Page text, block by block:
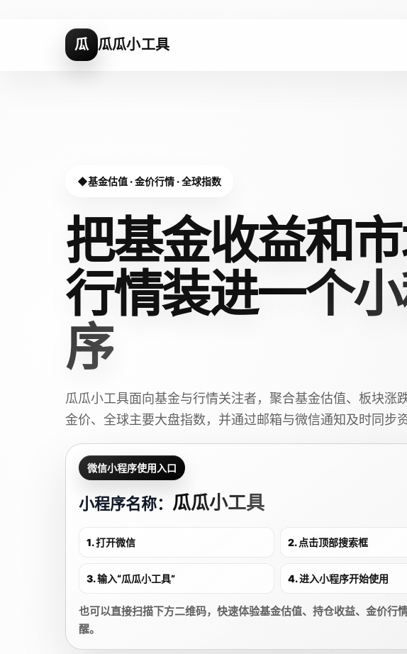
瓜 瓜瓜小工具
基金估值 · 金价行情 · 全球指数
把基金收益和
行情装进一个
序
瓜瓜小工具面向基金与行情关注者，聚合基金估值、板块涨
金价、全球主要大盘指数，并通过邮箱与微信通知及时同步资
微信小程序使用入口
小程序名称： 瓜瓜小工具
1. 打开微信 2. 点击顶部搜索框
3. 输入“瓜瓜小工具” 4. 进入小程序开始使用
也可以直接扫描下方二维码，快速体验基金估值、持仓收益、金价行
醒。